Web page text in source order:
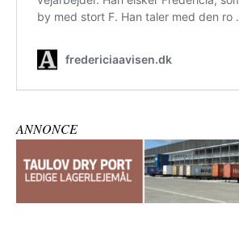
ANNONCE